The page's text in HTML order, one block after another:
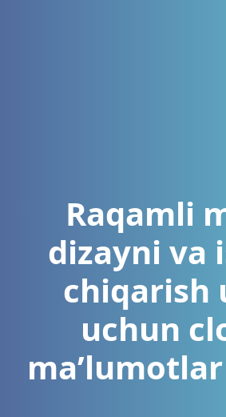
Raqamli
dizayni va
chiqarish
uchun